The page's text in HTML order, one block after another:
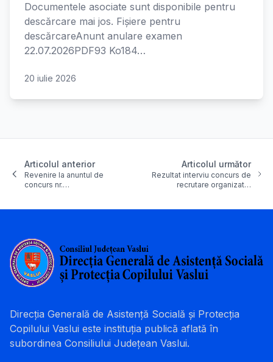
Documentele asociate sunt disponibile pentru
descărcare mai jos. Fișiere pentru
descărcareAnunt anulare examen
22.07.2026PDF93 Ko184…
20 iulie 2026
Articolul anterior
Revenire la anuntul de
concurs nr.…
Articolul următor
Rezultat interviu concurs de
recrutare organizat…
Direcția Generală de Asistență Socială și Protecția
Copilului Vaslui este instituția publică aflată în
subordinea Consiliului Județean Vaslui.